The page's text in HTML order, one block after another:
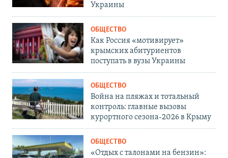
Украины
ОБЩЕСТВО
Как Россия «мотивирует»
крымских абитуриентов
поступать в вузы Украины
ОБЩЕСТВО
Война на пляжах и тотальный
контроль: главные вызовы
курортного сезона-2026 в Крыму
ОБЩЕСТВО
«Отдых с талонами на бензин»: